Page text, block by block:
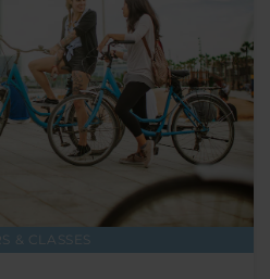
& CLASSES